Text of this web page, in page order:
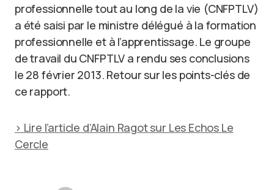
professionnelle tout au long de la vie (CNFPTLV)
a été saisi par le ministre délégué à la formation
professionnelle et à l’apprentissage. Le groupe
de travail du CNFPTLV a rendu ses conclusions
le 28 février 2013. Retour sur les points-clés de
ce rapport.
> Lire l’article d’Alain Ragot sur Les Echos Le
Cercle